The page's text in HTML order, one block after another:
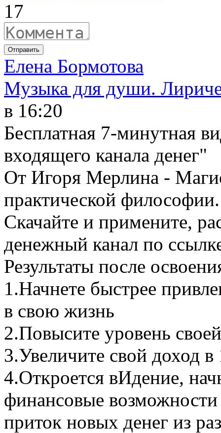
17
Отправить
Елена Бормотова
Музыка для души.
в 16:20
Бесплатная 7-минутная
входящего канала денег"
От Игоря Мерлина -
практической философии.
Скачайте и примените,
денежный канал по
Результаты после
1.Начнете быстрее
в свою жизнь
2.Повысите уровень
3.Увеличите свой доход в
4.Откроется вИдение,
финансовые возможности
приток новых денег из